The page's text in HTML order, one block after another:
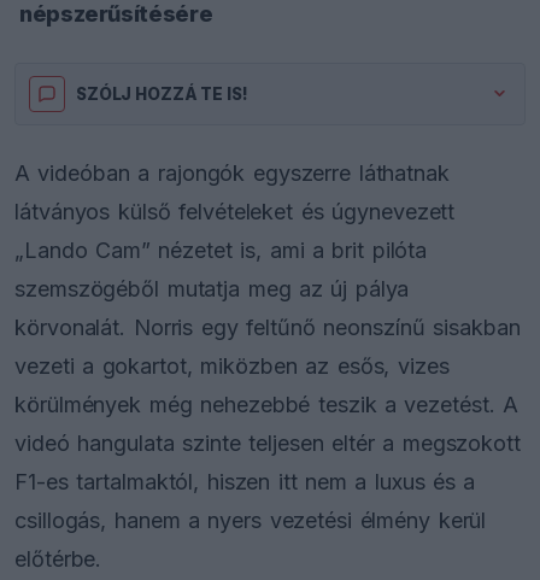
népszerűsítésére
SZÓLJ HOZZÁ TE IS!
A videóban a rajongók egyszerre láthatnak
látványos külső felvételeket és úgynevezett
„Lando Cam” nézetet is, ami a brit pilóta
szemszögéből mutatja meg az új pálya
körvonalát. Norris egy feltűnő neonszínű sisakban
vezeti a gokartot, miközben az esős, vizes
körülmények még nehezebbé teszik a vezetést. A
videó hangulata szinte teljesen eltér a megszokott
F1-es tartalmaktól, hiszen itt nem a luxus és a
csillogás, hanem a nyers vezetési élmény kerül
előtérbe.